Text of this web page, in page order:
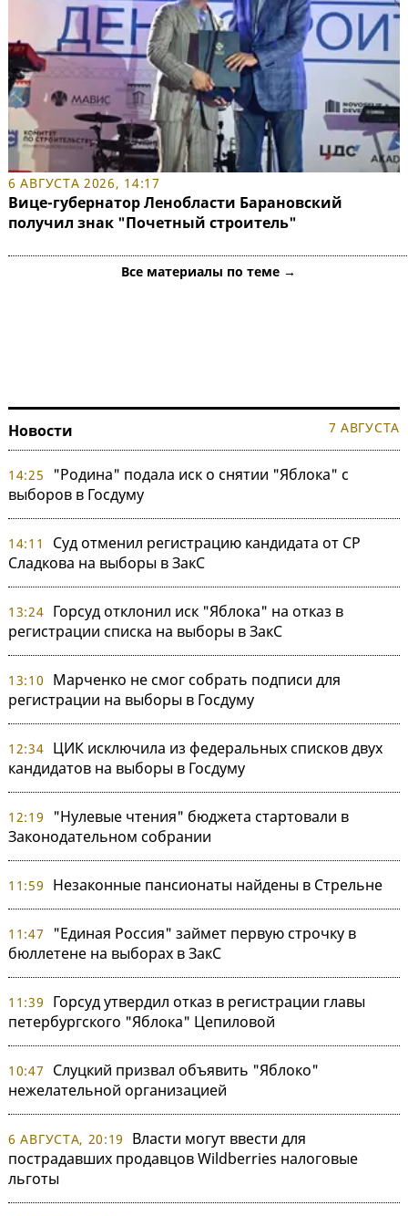
6 АВГУСТА 2026, 14:17
Вице-губернатор Ленобласти Барановский
получил знак "Почетный строитель"
Все материалы по теме →
Новости 7 АВГУСТА
14:25
"Родина" подала иск о снятии "Яблока" с
выборов в Госдуму
14:11
Суд отменил регистрацию кандидата от СР
Сладкова на выборы в ЗакС
13:24 Горсуд отклонил иск "Яблока" на отказ в
регистрации списка на выборы в ЗакС
13:10
Марченко не смог собрать подписи для
регистрации на выборы в Госдуму
12:34 ЦИК исключила из федеральных списков двух
кандидатов на выборы в Госдуму
12:19
"Нулевые чтения" бюджета стартовали в
Законодательном собрании
11:59 Незаконные пансионаты найдены в Стрельне
11:47
"Единая Россия" займет первую строчку в
бюллетене на выборах в ЗакС
11:39
Горсуд утвердил отказ в регистрации главы
петербургского "Яблока" Цепиловой
10:47
Слуцкий призвал объявить "Яблоко"
нежелательной организацией
6 АВГУСТА, 20:19
Власти могут ввести для
пострадавших продавцов Wildberries налоговые
льготы